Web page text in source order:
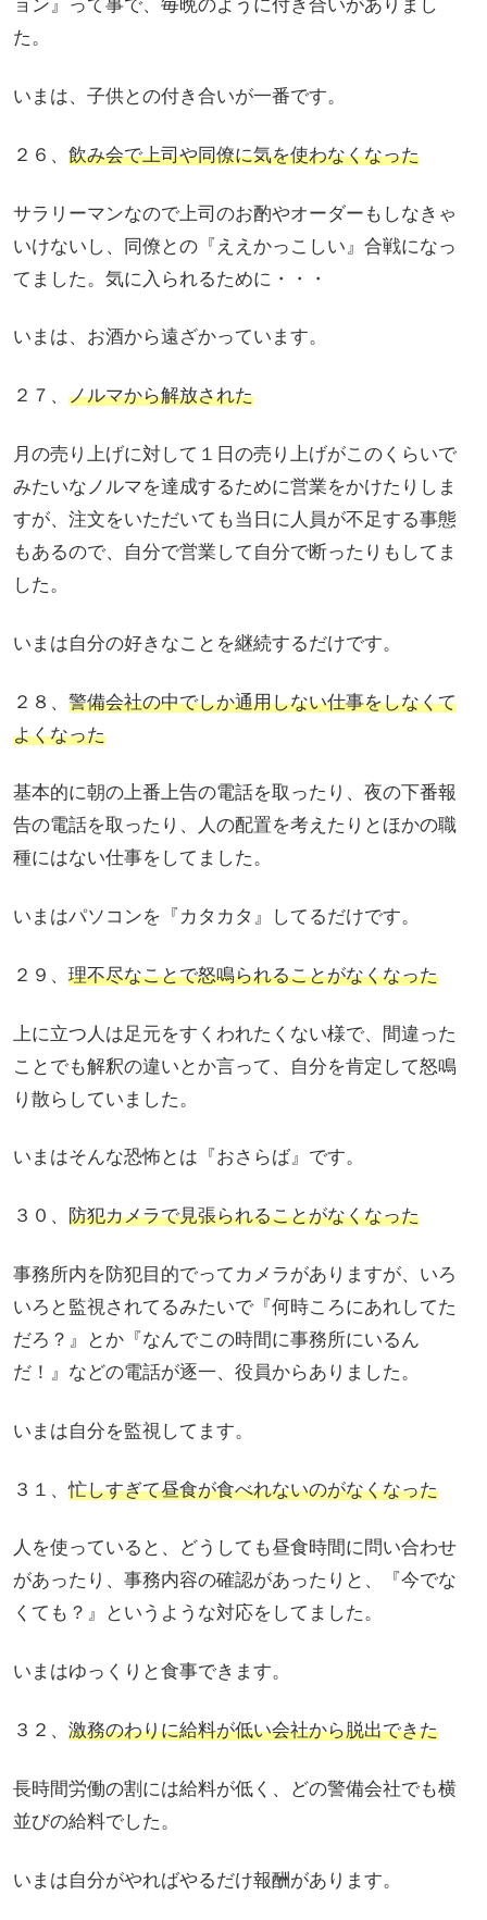
ョン』って事で、毎晩のように付き合いがありまし
た。
いまは、子供との付き合いが一番です。
２６、 飲み会で上司や同僚に気を使わなくなった
サラリーマンなので上司のお酌やオーダーもしなきゃ
いけないし、同僚との『ええかっこしい』合戦になっ
てました。気に入られるために・・・
いまは、お酒から遠ざかっています。
２７、 ノルマから解放された
月の売り上げに対して１日の売り上げがこのくらいで
みたいなノルマを達成するために営業をかけたりしま
すが、注文をいただいても当日に人員が不足する事態
もあるので、自分で営業して自分で断ったりもしてま
した。
いまは自分の好きなことを継続するだけです。
２８、 警備会社の中でしか通用しない仕事をしなくて
よくなった
基本的に朝の上番上告の電話を取ったり、夜の下番報
告の電話を取ったり、人の配置を考えたりとほかの職
種にはない仕事をしてました。
いまはパソコンを『カタカタ』してるだけです。
２９、 理不尽なことで怒鳴られることがなくなった
上に立つ人は足元をすくわれたくない様で、間違った
ことでも解釈の違いとか言って、自分を肯定して怒鳴
り散らしていました。
いまはそんな恐怖とは『おさらば』です。
３０、 防犯カメラで見張られることがなくなった
事務所内を防犯目的でってカメラがありますが、いろ
いろと監視されてるみたいで『何時ころにあれしてた
だろ？』とか『なんでこの時間に事務所にいるん
だ！』などの電話が逐一、役員からありました。
いまは自分を監視してます。
３１、忙しすぎて昼食が食べれないのがなくなった
人を使っていると、どうしても昼食時間に問い合わせ
があったり、事務内容の確認があったりと、『今でな
くても？』というような対応をしてました。
いまはゆっくりと食事できます。
３２、 激務のわりに給料が低い会社から脱出できた
長時間労働の割には給料が低く、どの警備会社でも横
並びの給料でした。
いまは自分がやればやるだけ報酬があります。